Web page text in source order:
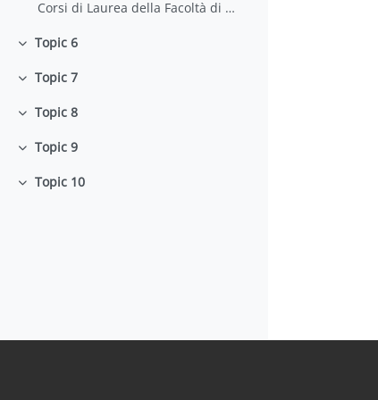
Corsi di Laurea della Facoltà di Farmacia e Medicina
Minimizza
Topic 6
Minimizza
Topic 7
Minimizza
Topic 8
Minimizza
Topic 9
Minimizza
Topic 10